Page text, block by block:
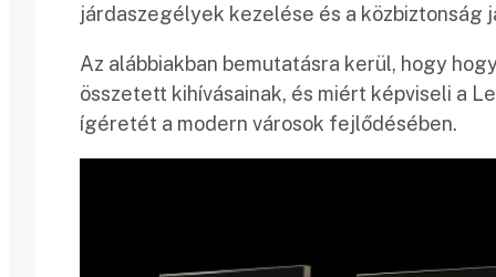
járdaszegélyek kezelése és a közbiztonság
Az alábbiakban bemutatásra kerül, hogy
összetett kihívásainak, és miért képviseli a
ígéretét a modern városok fejlődésében.